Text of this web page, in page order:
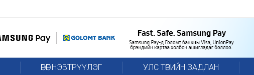
ӨРӨГ НЭВТРҮҮЛЭГ УЛС ТӨРИЙН ЗАДЛАН